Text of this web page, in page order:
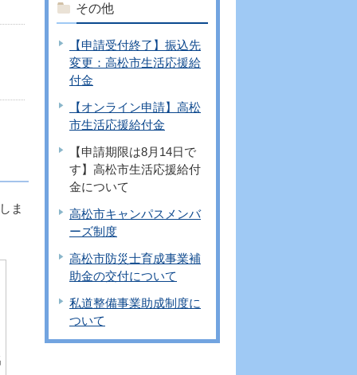
ま
その他
【申請受付終了】振込先
変更：高松市生活応援給
付金
【オンライン申請】高松
市生活応援給付金
【申請期限は8月14日で
す】高松市生活応援給付
金について
高松市キャンパスメンバ
ーズ制度
高松市防災士育成事業補
助金の交付について
私道整備事業助成制度に
ついて